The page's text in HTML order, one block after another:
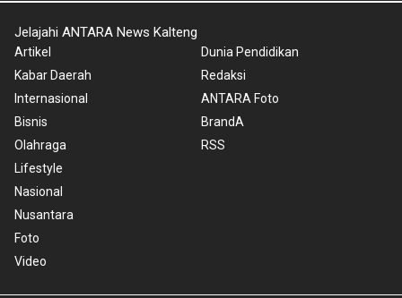
Jelajahi ANTARA News Kalteng
Artikel
Kabar Daerah
Internasional
Bisnis
Olahraga
Lifestyle
Nasional
Nusantara
Foto
Video
Dunia Pendidikan
Redaksi
ANTARA Foto
BrandA
RSS